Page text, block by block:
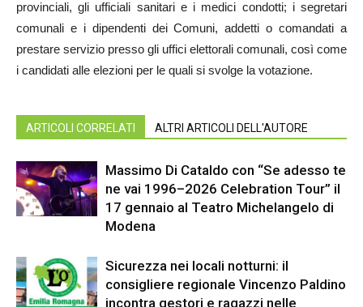
provinciali, gli ufficiali sanitari e i medici condotti; i segretari
comunali e i dipendenti dei Comuni, addetti o comandati a
prestare servizio presso gli uffici elettorali comunali, così come
i candidati alle elezioni per le quali si svolge la votazione.
ARTICOLI CORRELATI ALTRI ARTICOLI DELL'AUTORE
Massimo Di Cataldo con “Se adesso te
ne vai 1996–2026 Celebration Tour” il
17 gennaio al Teatro Michelangelo di
Modena
Sicurezza nei locali notturni: il
consigliere regionale Vincenzo Paldino
incontra gestori e ragazzi nelle